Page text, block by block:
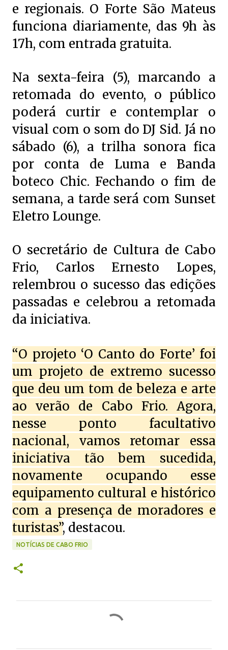
e regionais. O Forte São Mateus
funciona diariamente, das 9h às
17h, com entrada gratuita.
Na sexta-feira (5), marcando a
retomada do evento, o público
poderá curtir e contemplar o
visual com o som do DJ Sid. Já no
sábado (6), a trilha sonora fica
por conta de Luma e Banda
boteco Chic. Fechando o fim de
semana, a tarde será com Sunset
Eletro Lounge.
O secretário de Cultura de Cabo
Frio, Carlos Ernesto Lopes,
relembrou o sucesso das edições
passadas e celebrou a retomada
da iniciativa.
“O projeto ‘O Canto do Forte’ foi
um projeto de extremo sucesso
que deu um tom de beleza e arte
ao verão de Cabo Frio. Agora,
nesse ponto facultativo
nacional, vamos retomar essa
iniciativa tão bem sucedida,
novamente ocupando esse
equipamento cultural e histórico
com a presença de moradores e
turistas”, destacou.
NOTÍCIAS DE CABO FRIO